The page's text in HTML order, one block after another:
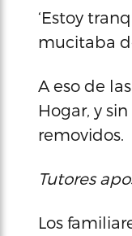
‘Estoy
mucitaba
A eso de
Hogar, y
removidos.
Tutores
Los